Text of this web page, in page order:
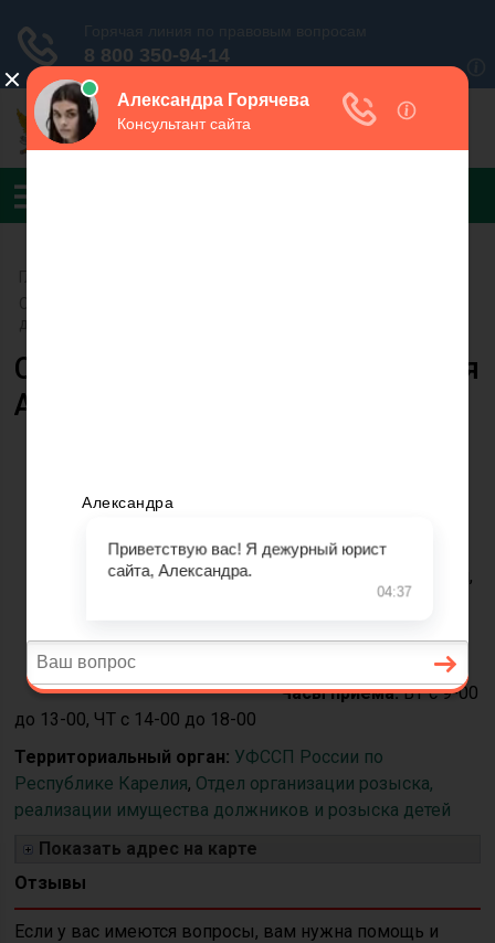
Судебный пристав Лукина Юлия
Анатольевна
367023, Россия,
г. Махачкала ул.
Часы приёма:ВТ с 9-00
до 13-00, ЧТ с 14-00 до 18-00
Территориальный орган: УФССП России по
Республике Карелия, Отдел организации розыска,
реализации имущества должников и розыска детей
Показать адрес на карте
Отзывы
Если у вас имеются вопросы, вам нужна помощь и